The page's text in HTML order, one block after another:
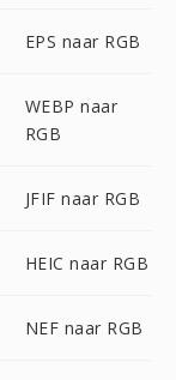
EPS naar RGB
WEBP naar
RGB
JFIF naar RGB
HEIC naar RGB
NEF naar RGB